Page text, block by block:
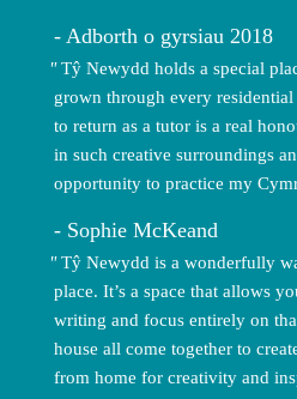
Adborth o gyrsiau 2018
Tŷ Newydd holds a special
grown through every residential
to return as a tutor is a real
in such creative surroundings
opportunity to practice my
Sophie McKeand
Tŷ Newydd is a wonderfully
place. It’s a space that allows
writing and focus entirely on
house all come together to
from home for creativity and